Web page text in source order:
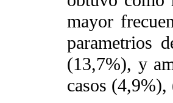
mayor
parametrios
(13,7%), y
casos (4,9%),